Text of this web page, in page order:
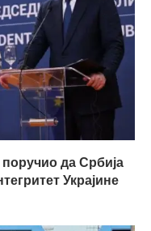
да Србија
Украјине